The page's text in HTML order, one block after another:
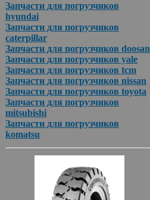
Запчасти для погрузчиков
hyundai
Запчасти для погрузчиков
caterpillar
Запчасти для погрузчиков doosan
Запчасти для погрузчиков yale
Запчасти для погрузчиков tcm
Запчасти для погрузчиков nissan
Запчасти для погрузчиков toyota
Запчасти для погрузчиков
mitsubishi
Запчасти для погрузчиков
komatsu